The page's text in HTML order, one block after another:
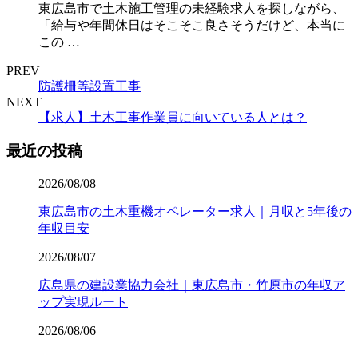
東広島市で土木施工管理の未経験求人を探しながら、
「給与や年間休日はそこそこ良さそうだけど、本当に
この …
PREV
防護柵等設置工事
NEXT
【求人】土木工事作業員に向いている人とは？
最近の投稿
2026/08/08
東広島市の土木重機オペレーター求人｜月収と5年後の
年収目安
2026/08/07
広島県の建設業協力会社｜東広島市・竹原市の年収ア
ップ実現ルート
2026/08/06